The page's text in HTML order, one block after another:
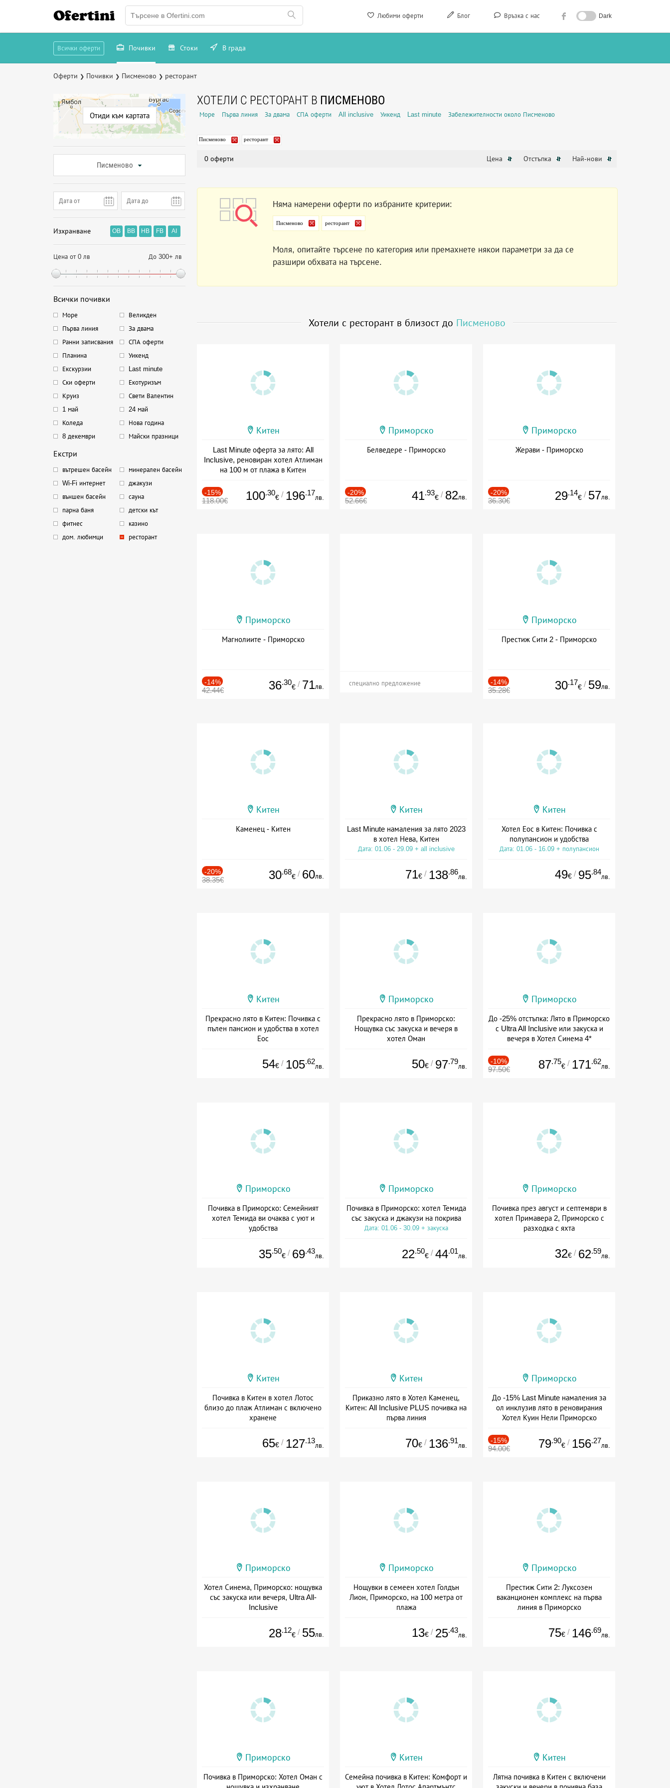
Любими оферти Блог Връзка с нас Dark
Ofertini
Всички оферти Почивки Стоки В града
Оферти ❯ Почивки ❯ Писменово ❯ ресторант
Отиди към картата
Писменово
Изхранване OB BB HB FB AI
Цена от 0 лв До 300+ лв
Всички почивки
Море
Великден
Първа линия
За двама
Ранни записвания
СПА оферти
Планина
Уикенд
Екскурзии
Last minute
Ски оферти
Екотуризъм
Круиз
Свети Валентин
1 май
24 май
Коледа
Нова година
8 декември
Майски празници
Екстри
вътрешен басейн
минерален басейн
Wi-Fi интернет
джакузи
външен басейн
сауна
парна баня
детски кът
фитнес
казино
дом. любимци
ресторант
ХОТЕЛИ С РЕСТОРАНТ В ПИСМЕНОВО
Море Първа линия За двама СПА оферти All inclusive Уикенд Last minute Забележителности около Писменово
Писменово ресторант
0 оферти Цена Отстъпка Най-нови
Няма намерени оферти по избраните критерии:
Писменово ресторант
Моля, опитайте търсене по категория или премахнете някои параметри за да се
разшири обхвата на търсене.
Хотели с ресторант в близост до Писменово
Китен
Last Minute оферта за лято: All
Inclusive, реновиран хотел Атлиман
на 100 м от плажа в Китен
-15%
118.00€ 100.30
€ / 196.17
лв.
Приморско
Белведере - Приморско
-20%
52.66€ 41.93
€ / 82лв.
Приморско
Жерави - Приморско
-20%
36.30€ 29.14
€ / 57лв.
Приморско
Магнолиите - Приморско
-14%
42.44€ 36.30
€ / 71лв. специално предложение
Приморско
Престиж Сити 2 - Приморско
-14%
35.28€ 30.17
€ / 59лв.
Китен
Каменец - Китен
-20%
38.35€ 30.68
€ / 60лв.
Китен
Last Minute намаления за лято 2023
в хотел Нева, Китен
Дата: 01.06 - 29.09 + all inclusive
71€ / 138.86
лв.
Китен
Хотел Еос в Китен: Почивка с
полупансион и удобства
Дата: 01.06 - 16.09 + полупансион
49€ / 95.84
лв.
Китен
Прекрасно лято в Китен: Почивка с
пълен пансион и удобства в хотел
Еос
54€ / 105.62
лв.
Приморско
Прекрасно лято в Приморско:
Нощувка със закуска и вечеря в
хотел Оман
50€ / 97.79
лв.
Приморско
До -25% отстъпка: Лято в Приморско
с Ultra All Inclusive или закуска и
вечеря в Хотел Синема 4*
-10%
97.50€ 87.75
€ / 171.62
лв.
Приморско
Почивка в Приморско: Семейният
хотел Темида ви очаква с уют и
удобства
35.50
€ / 69.43
лв.
Приморско
Почивка в Приморско: хотел Темида
със закуска и джакузи на покрива
Дата: 01.06 - 30.09 + закуска
22.50
€ / 44.01
лв.
Приморско
Почивка през август и септември в
хотел Примавера 2, Приморско с
разходка с яхта
32€ / 62.59
лв.
Китен
Почивка в Китен в хотел Лотос
близо до плаж Атлиман с включено
хранене
65€ / 127.13
лв.
Китен
Приказно лято в Хотел Каменец,
Китен: All Inclusive PLUS почивка на
първа линия
70€ / 136.91
лв.
Приморско
До -15% Last Minute намаления за
ол инклузив лято в реновирания
Хотел Куин Нели Приморско
-15%
94.00€ 79.90
€ / 156.27
лв.
Приморско
Хотел Синема, Приморско: нощувка
със закуска или вечеря, Ultra All-
Inclusive
28.12
€ / 55лв.
Приморско
Нощувки в семеен хотел Голдън
Лион, Приморско, на 100 метра от
плажа
13€ / 25.43
лв.
Приморско
Престиж Сити 2: Луксозен
ваканционен комплекс на първа
линия в Приморско
75€ / 146.69
лв.
Приморско
Почивка в Приморско: Хотел Оман с
Китен
Семейна почивка в Китен: Комфорт и
Китен
Лятна почивка в Китен с включени